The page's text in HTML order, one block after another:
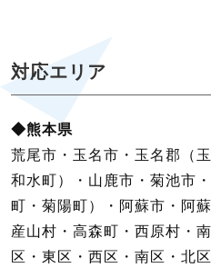
対応エリア
◆熊本県
荒尾市・玉名市・玉名郡（
和水町）・山鹿市・菊池市
町・菊陽町）・阿蘇市・阿
産山村・高森町・西原村・
区・東区・西区・南区・北